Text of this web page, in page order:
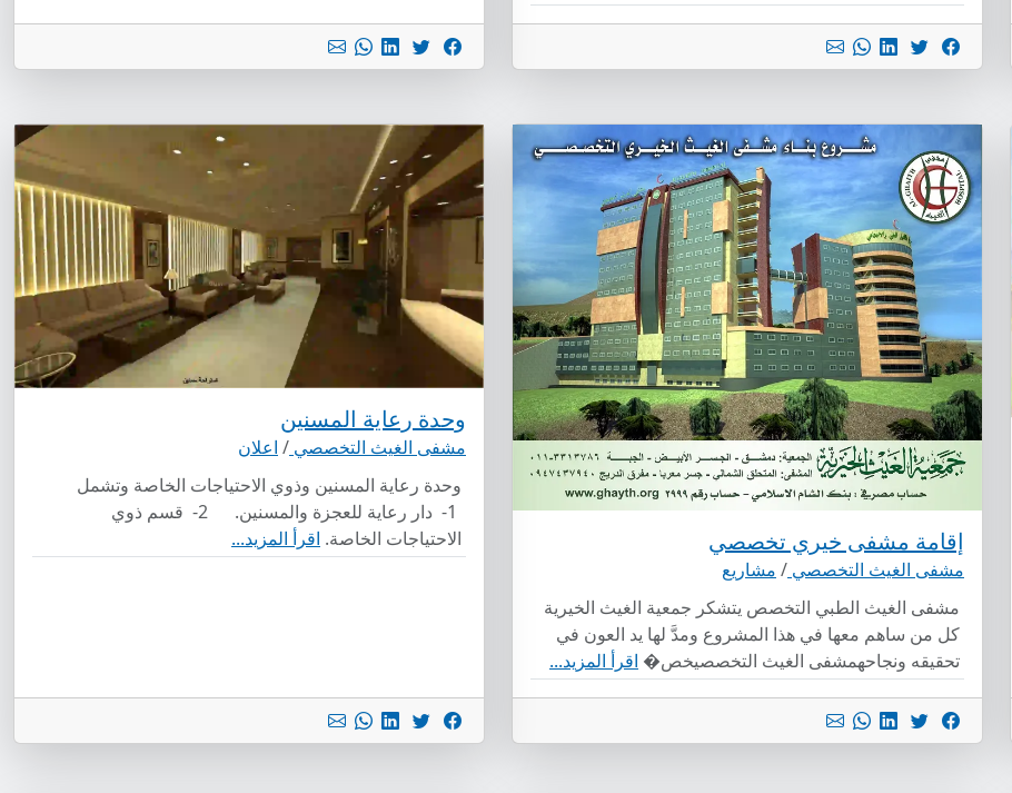
إقامة مشفى خيري تخصصي
مشفى الغيث التخصصي / مشاريع
مشفى الغيث الطبي التخصص يتشكر جمعية الغيث الخيرية
كل من ساهم معها في هذا المشروع ومدَّ لها يد العون في
تحقيقه ونجاحهمشفى الغيث التخصصيخص� اقرأ المزيد...
وحدة رعاية المسنين
مشفى الغيث التخصصي / اعلان
وحدة رعاية المسنين وذوي الاحتياجات الخاصة وتشمل
1- دار رعاية للعجزة والمسنين. 2- قسم ذوي
الاحتياجات الخاصة. اقرأ المزيد...